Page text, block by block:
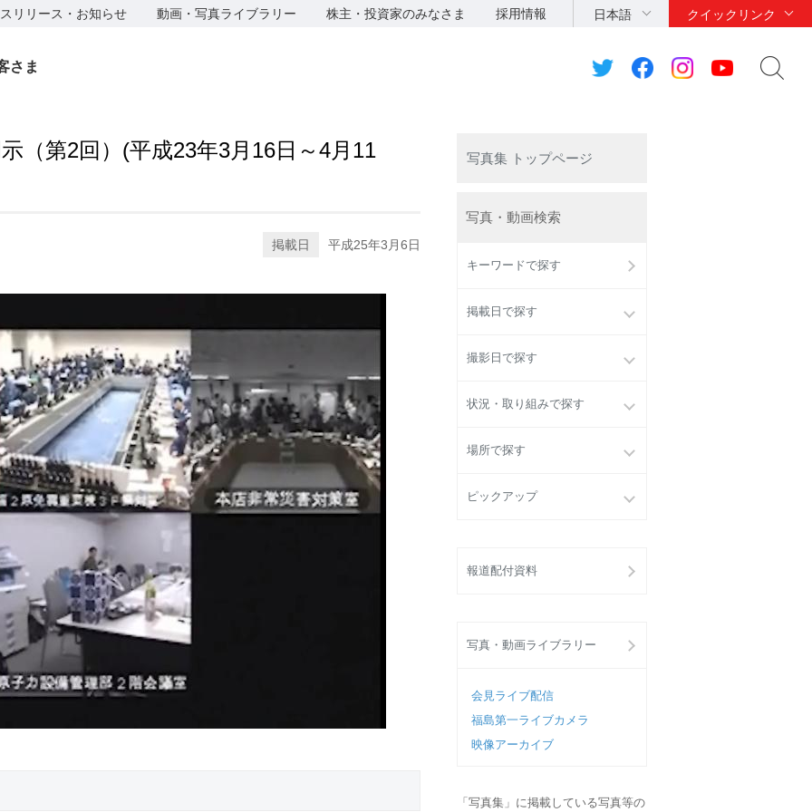
リリース・お知らせ 動画・写真ライブラリー 株主・投資家のみなさま 採用情報 日本語 クイックリンク
さま
（第2回）(平成23年3月16日～4月11
掲載日 平成25年3月6日
写真集 トップページ
写真・動画検索
キーワードで探す
掲載日で探す
撮影日で探す
状況・取り組みで探す
場所で探す
ピックアップ
報道配付資料
写真・動画ライブラリー
会見ライブ配信
福島第一ライブカメラ
映像アーカイブ
「写真集」に掲載している写真等の